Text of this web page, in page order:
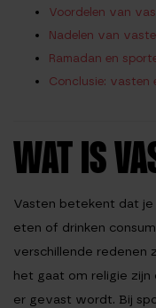
Voordelen van
Nadelen van
Ramadan en
Conclusie: vasten
WAT IS
Vasten betekent dat
eten of drinken
verschillende redenen
het gaat om religie
er gevast wordt. Bij